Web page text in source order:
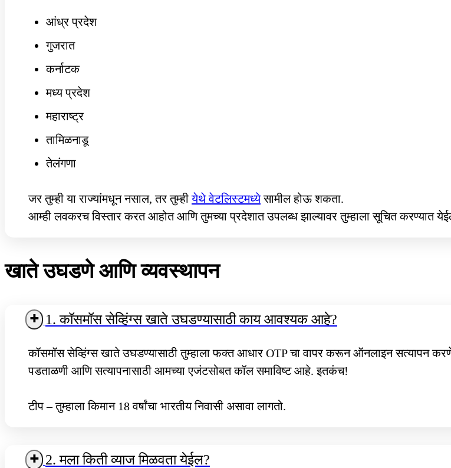
आंध्र प्रदेश
गुजरात
कर्नाटक
मध्य प्रदेश
महाराष्ट्र
तामिळनाडू
तेलंगणा
जर तुम्ही या राज्यांमधून नसाल, तर तुम्हीयेथे वेटलिस्टमध्येसामील होऊ शकता.
आम्ही लवकरच विस्तार करत आहोत आणि तुमच्या प्रदेशात उपलब्ध झाल्यावर तुम्हाला सूचित करण्यात
खाते उघडणे आणि व्यवस्थापन
1. कॉसमॉस सेव्हिंग्स खाते उघडण्यासाठी काय आवश्यक आहे?
कॉसमॉस सेव्हिंग्स खाते उघडण्यासाठी तुम्हाला फक्त आधार OTP चा वापर करून ऑनलाइन सत्यापन
पडताळणी आणि सत्यापनासाठी आमच्या एजंटसोबत कॉल समाविष्ट आहे. इतकंच!
टीप – तुम्हाला किमान 18 वर्षांचा भारतीय निवासी असावा लागतो.
2. मला किती व्याज मिळवता येईल?